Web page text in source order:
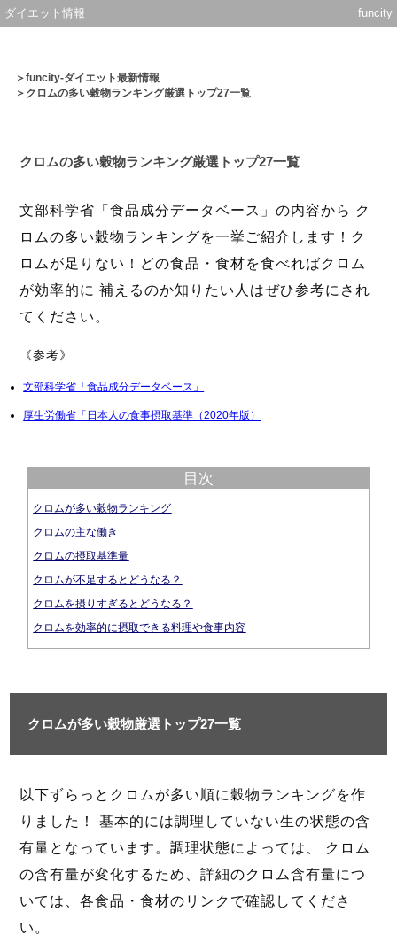
ダイエット情報 funcity
＞funcity-ダイエット最新情報
＞クロムの多い穀物ランキング厳選トップ27一覧
クロムの多い穀物ランキング厳選トップ27一覧
文部科学省「食品成分データベース」の内容から ク
ロムの多い穀物ランキングを一挙ご紹介します！ク
ロムが足りない！どの食品・食材を食べればクロム
が効率的に 補えるのか知りたい人はぜひ参考にされ
てください。
《参考》
文部科学省「食品成分データベース」
厚生労働省「日本人の食事摂取基準（2020年版）
目次
クロムが多い穀物ランキング
クロムの主な働き
クロムの摂取基準量
クロムが不足するとどうなる？
クロムを摂りすぎるとどうなる？
クロムを効率的に摂取できる料理や食事内容
クロムが多い穀物厳選トップ27一覧
以下ずらっとクロムが多い順に穀物ランキングを作
りました！ 基本的には調理していない生の状態の含
有量となっています。調理状態によっては、 クロム
の含有量が変化するため、詳細のクロム含有量につ
いては、各食品・食材のリンクで確認してくださ
い。